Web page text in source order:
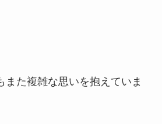
また複雑な思いを抱えていま